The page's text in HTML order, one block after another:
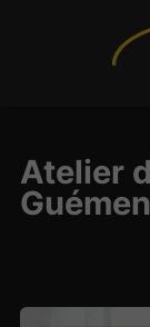
Atelier